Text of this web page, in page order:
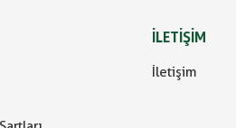
İLETİŞİM
İletişim